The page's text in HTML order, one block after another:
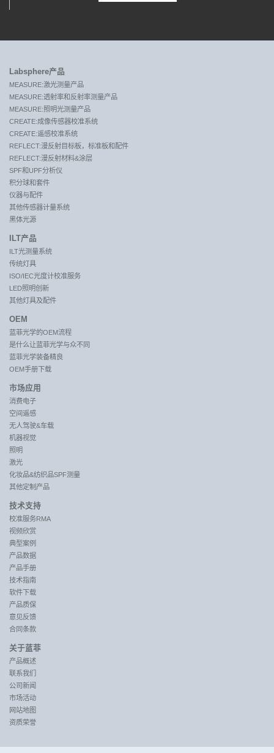
Labsphere产品
MEASURE:激光测量产品
MEASURE:透射率和反射率测量产品
MEASURE:照明光测量产品
CREATE:成像传感器校准系统
CREATE:遥感校准系统
REFLECT:漫反射目标板，标准板和配件
REFLECT:漫反射材料&涂层
SPF和UPF分析仪
积分球和套件
仪器与配件
其他传感器计量系统
黑体光源
ILT产品
ILT光测量系统
传统灯具
ISO/IEC光度计校准服务
LED照明创新
其他灯具及配件
OEM
蓝菲光学的OEM流程
是什么让蓝菲光学与众不同
蓝菲光学装备精良
OEM手册下载
市场应用
消费电子
空间遥感
无人驾驶&车载
机器视觉
照明
激光
化妆品&纺织品SPF测量
其他定制产品
技术支持
校准服务RMA
视频欣赏
典型案例
产品数据
产品手册
技术指南
软件下载
产品质保
意见反馈
合同条款
关于蓝菲
产品概述
联系我们
公司新闻
市场活动
网站地图
资质荣誉